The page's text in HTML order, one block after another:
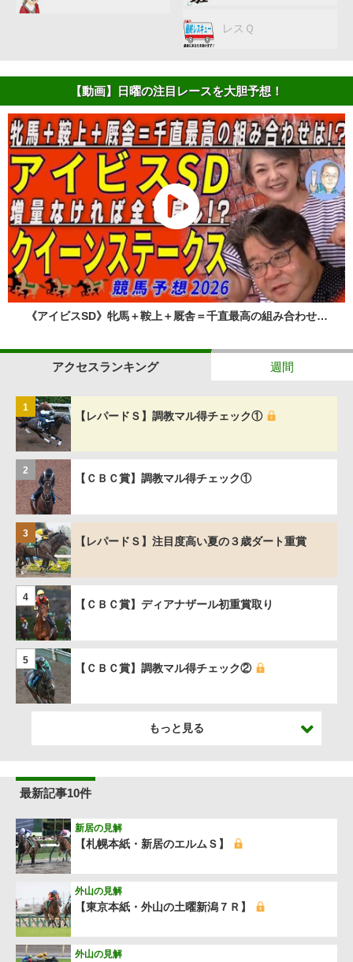
レスＱ
【動画】日曜の注目レースを大胆予想！
《アイビスSD》牝馬＋鞍上＋厩舎＝千直最高の組み合わせ…
アクセスランキング 週間
1
【レパードＳ】調教マル得チェック①
2
【ＣＢＣ賞】調教マル得チェック①
3
【レパードＳ】注目度高い夏の３歳ダート重賞
4
【ＣＢＣ賞】ディアナザール初重賞取り
5
【ＣＢＣ賞】調教マル得チェック②
もっと見る
最新記事10件
【札幌本紙・新居のエルムＳ】
新居の見解
【東京本紙・外山の土曜新潟７Ｒ】
外山の見解
外山の見解